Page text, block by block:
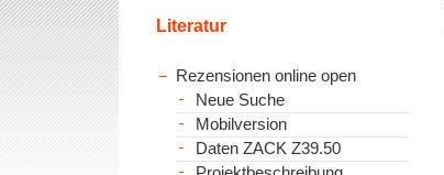
Literatur
Rezensionen online open
Neue Suche
Mobilversion
Daten ZACK Z39.50